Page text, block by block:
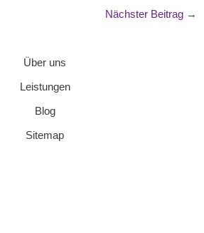
Nächster Beitrag →
Über uns
Leistungen
Blog
Sitemap